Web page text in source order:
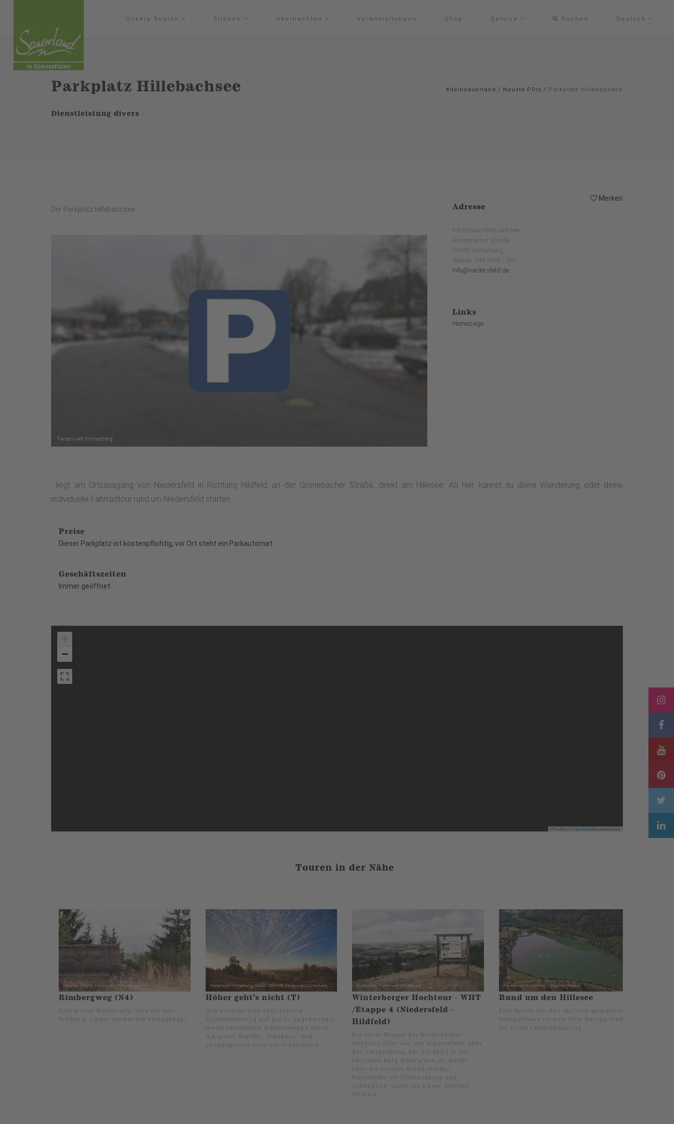
Unsere Region Erleben Übernachten Veranstaltungen Shop Service Suchen Deutsch
Parkplatz Hillebachsee
Dienstleistung divers
#deinsauerland / Neusta POIs / Parkplatz Hillebachsee
Merken
Der Parkplatz Hillebachsee...
Adresse
Parkplatz Hillebachsee
Grönebacher Straße
59955 Winterberg
Telefon: +49 2985 / 550
info@niedersfeld.de
Links
Homepage
...liegt am Ortsausgang von Niedersfeld in Richtung Hildfeld, an der Grönebacher Straße, direkt am Hillesee. Ab hier kannst du deine Wanderung oder deine
individuelle Fahrradtour rund um Niedersfeld starten.
Preise
Dieser Parkplatz ist kostenpflichtig, vor Ort steht ein Parkautomat.
Geschäftszeiten
Immer geöffnet
−
Leaflet OpenStreetMapcontributors
Touren in der Nähe
Rimbergweg (N4)
Eine kleine Wanderung rund um den
Rimberg, einem markanten Vulkankegel.
Höher geht's nicht (T)
Uns erwartet eine sehr schöne
Rundwanderung auf gut zu begehenden,
meist naturnahen Wanderwegen durch
die grüne Dialekt-, Glaubens- und
Landesgrenze rund um Niedersfeld.
Winterberger Hochtour - WHT
/Etappe 4 (Niedersfeld -
Hildfeld)
Die vierte Etappe der Winterberger
Hochtour führt uns von Niedersfeld, über
den Langenberg, der mit 843,1 m der
höchsten Berg Westfalens ist, weiter
über die schöne Niedersfelder
Hochheide mit Clemensberg und
schließlich runter ins kleine Örtchen
Hildfeld.
Rund um den Hillesee
Eine Runde um den idyllisch gelegenen
Hillebachsee ist eine tolle Gelegenheit
für einen Familienausflug.